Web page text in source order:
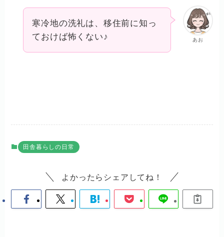
あお
寒冷地の洗礼は、移住前に知っ
ておけば怖くない♪
田舎暮らしの日常
よかったらシェアしてね！